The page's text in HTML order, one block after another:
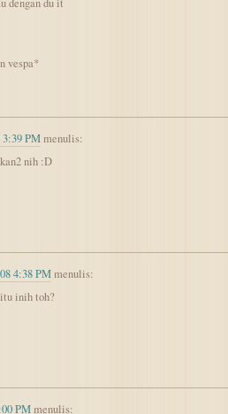
dengan du it
vespa*
3:39 PMmenulis:
nih :D
4:38 PMmenulis:
inih toh?
PMmenulis: